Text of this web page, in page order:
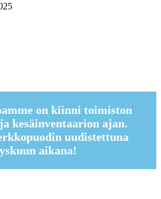
on kiinni toimiston
kesäinventaarion ajan.
uudistettuna
aikana!